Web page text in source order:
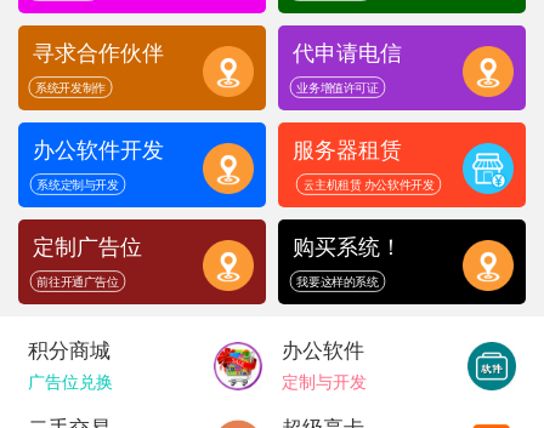
寻求合作伙伴
系统开发制作
代申请电信
业务增值许可证
办公软件开发
系统定制与开发
服务器租赁
云主机租赁 办公软件开发
定制广告位
前往开通广告位
购买系统！
我要这样的系统
积分商城
广告位兑换
办公软件
定制与开发